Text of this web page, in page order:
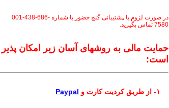
در صورت لزوم با ‍پشتیبانی گنج حضور با شماره 001-438-686-
7580 تماس بگیرید.
حمایت مالی به روشهای آسان زیر امکان پذیر
است:
Paypal